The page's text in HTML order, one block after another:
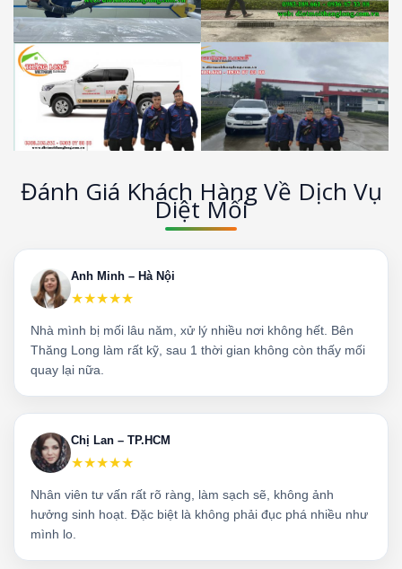
Đánh Giá Khách Hàng Về Dịch Vụ
Diệt Mối
Anh Minh – Hà Nội
★★★★★
Nhà mình bị mối lâu năm, xử lý nhiều nơi không hết. Bên
Thăng Long làm rất kỹ, sau 1 thời gian không còn thấy mối
quay lại nữa.
Chị Lan – TP.HCM
★★★★★
Nhân viên tư vấn rất rõ ràng, làm sạch sẽ, không ảnh
hưởng sinh hoạt. Đặc biệt là không phải đục phá nhiều như
mình lo.